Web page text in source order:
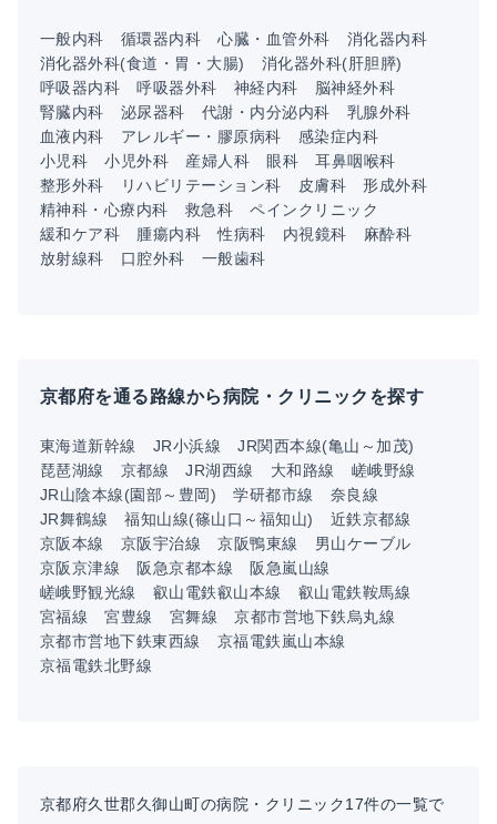
一般内科 循環器内科 心臓・血管外科
消化器内科
消化器外科(食道・胃・大腸)
消化器外科(肝胆膵)
呼吸器内科
呼吸器外科 神経内科
脳神経外科
腎臓内科
泌尿器科 代謝・内分泌内科
乳腺外科
血液内科
アレルギー・膠原病科
感染症内科
小児科
小児外科 産婦人科 眼科
耳鼻咽喉科
整形外科
リハビリテーション科 皮膚科
形成外科
精神科・心療内科
救急科
ペインクリニック
緩和ケア科
腫瘍内科 性病科 内視鏡科
麻酔科
放射線科
口腔外科 一般歯科
京都府を通る路線から病院・クリニックを探す
東海道新幹線 JR小浜線
JR関西本線(亀山～加茂)
琵琶湖線
京都線 JR湖西線 大和路線
嵯峨野線
JR山陰本線(園部～豊岡)
学研都市線
奈良線
JR舞鶴線
福知山線(篠山口～福知山)
近鉄京都線
京阪本線
京阪宇治線 京阪鴨東線
男山ケーブル
京阪京津線
阪急京都本線
阪急嵐山線
嵯峨野観光線
叡山電鉄叡山本線
叡山電鉄鞍馬線
宮福線
宮豊線 宮舞線
京都市営地下鉄烏丸線
京都市営地下鉄東西線
京福電鉄嵐山本線
京福電鉄北野線
京都府久世郡久御山町の病院・クリニック17件の一覧で